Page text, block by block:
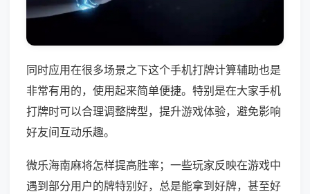
同时应用在很多场景之下这个手机打牌计算辅助也是
非常有用的，使用起来简单便捷。特别是在大家手机
打牌时可以合理调整牌型，提升游戏体验，避免影响
好友间互动乐趣。
微乐海南麻将怎样提高胜率；一些玩家反映在游戏中
遇到部分用户的牌特别好，总是能拿到好牌，甚至好